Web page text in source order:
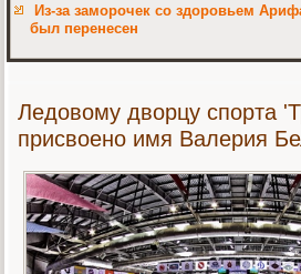
Из-за заморочек со здоровьем
был перенесен
Ледовому дворцу спорта
присвоено имя Валерия